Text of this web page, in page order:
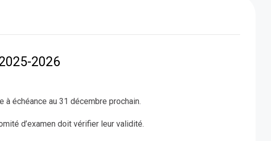
2026
à échéance au 31 décembre prochain.
d’examen doit vérifier leur validité.